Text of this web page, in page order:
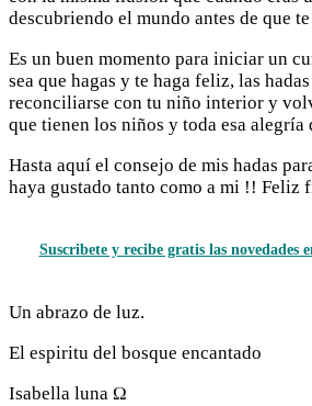
descubriendo el mundo antes de que
Es un buen momento para iniciar un
sea que hagas y te haga feliz, las
reconciliarse con tu niño interior y
que tienen los niños y toda esa alegría
Hasta aquí el consejo de mis hadas
haya gustado tanto como a mi !! Feliz
Suscribete y recibe gratis las novedades
Un abrazo de luz.
El espiritu del bosque encantado
Isabella luna Ω